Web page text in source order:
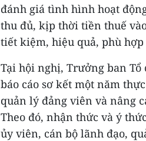
đánh giá tình hình hoạt
thu đủ, kịp thời tiền thuế
tiết kiệm, hiệu quả, phù
Tại hội nghị, Trưởng ban
báo cáo sơ kết một năm
quản lý đảng viên và nâng
Theo đó, nhận thức và ý
ủy viên, cán bộ lãnh đạo,